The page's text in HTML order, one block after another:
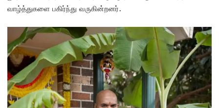
வாழ்த்துகளை பகிர்ந்து வருகின்றனர்.